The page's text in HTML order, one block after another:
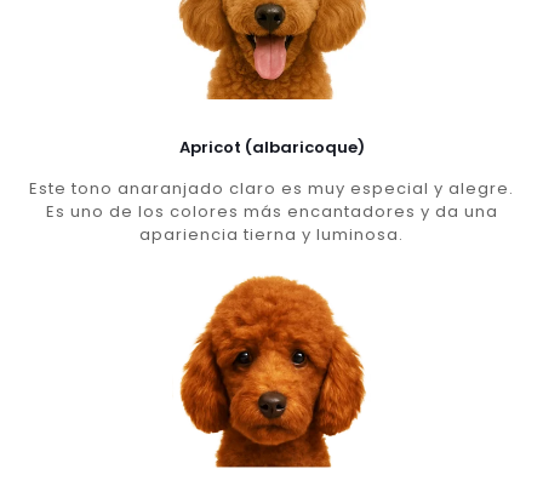
Apricot (albaricoque)
Este tono anaranjado claro es muy especial y alegre.
Es uno de los colores más encantadores y da una
apariencia tierna y luminosa.